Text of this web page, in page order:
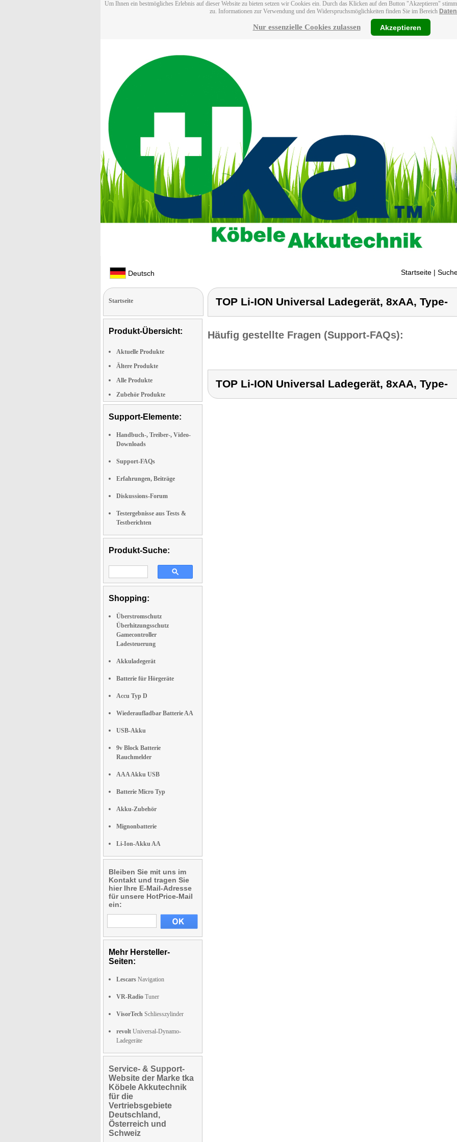
Um Ihnen ein bestmögliches Erlebnis auf dieser Website zu bieten setzen wir Cookies ein. Durch das Klicken auf den Button "Akzeptieren"
zu. Informationen zur Verwendung und den Widerspruchsmöglichkeiten finden Sie im Bereich
Nur essenzielle Cookies zulassen Akzeptieren
Deutsch Startseite |
Startseite
Produkt-Übersicht:
Aktuelle Produkte
Ältere Produkte
Alle Produkte
Zubehör Produkte
Support-Elemente:
Handbuch-, Treiber-, Video-
Downloads
Support-FAQs
Erfahrungen, Beiträge
Diskussions-Forum
Testergebnisse aus Tests &
Testberichten
Produkt-Suche:
Shopping:
Überstromschutz
Überhitzungsschutz
Gamecontroller
Ladesteuerung
Akkuladegerät
Batterie für Hörgeräte
Accu Typ D
Wiederaufladbar Batterie AA
USB-Akku
9v Block Batterie
Rauchmelder
AAA Akku USB
Batterie Micro Typ
Akku-Zubehör
Mignonbatterie
Li-Ion-Akku AA
Bleiben Sie mit uns im
Kontakt und tragen Sie
hier Ihre E-Mail-Adresse
für unsere HotPrice-Mail
ein:
Mehr Hersteller-
Seiten:
Lescars Navigation
VR-Radio Tuner
VisorTech Schliesszylinder
revolt Universal-Dynamo-
Ladegeräte
Service- & Support-
Website der Marke tka
Köbele Akkutechnik
für die
Vertriebsgebiete
Deutschland,
Österreich und
Schweiz
TOP Li-ION Universal Ladegerät, 8xAA, Type-
Häufig gestellte Fragen (Support-FAQs):
TOP Li-ION Universal Ladegerät, 8xAA, Type-